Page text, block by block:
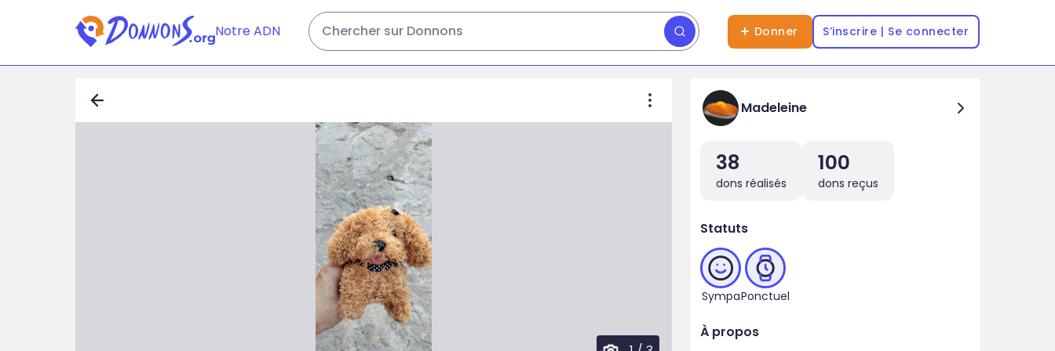
Notre ADN Chercher sur Donnons Donner S’inscrire | Se connecter
Madeleine
38
dons réalisés
100
dons reçus
Statuts
SympaPonctuel
À propos